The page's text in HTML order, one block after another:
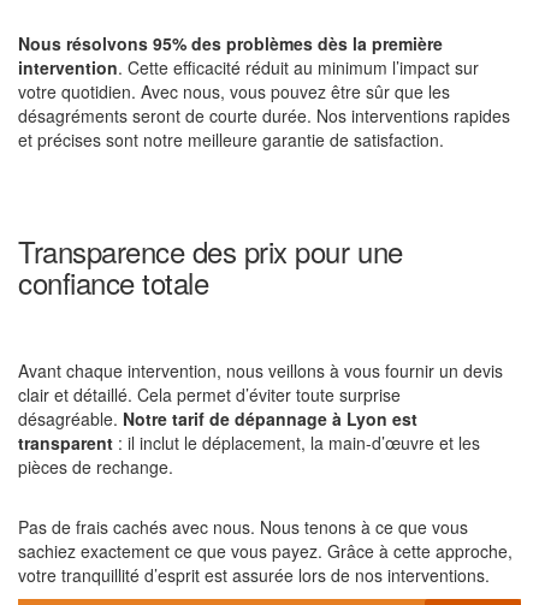
Nous résolvons 95% des problèmes dès la première
intervention. Cette efficacité réduit au minimum l’impact sur
votre quotidien. Avec nous, vous pouvez être sûr que les
désagréments seront de courte durée. Nos interventions rapides
et précises sont notre meilleure garantie de satisfaction.
Transparence des prix pour une
confiance totale
Avant chaque intervention, nous veillons à vous fournir un devis
clair et détaillé. Cela permet d’éviter toute surprise
désagréable. Notre tarif de dépannage à Lyon est
transparent : il inclut le déplacement, la main-d’œuvre et les
pièces de rechange.
Pas de frais cachés avec nous. Nous tenons à ce que vous
sachiez exactement ce que vous payez. Grâce à cette approche,
votre tranquillité d’esprit est assurée lors de nos interventions.